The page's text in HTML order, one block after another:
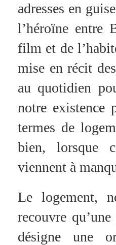
adresses en
l’héroïne entre
film et de
mise en récit
au quotidien
notre existence
termes de
bien, lorsque
viennent à
Le logement,
recouvre
désigne une